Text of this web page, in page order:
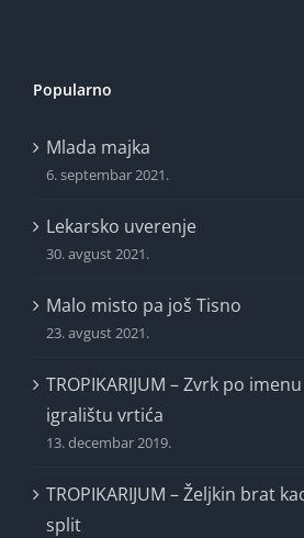
Popularno
Mlada majka
6. septembar 2021.
Lekarsko uverenje
30. avgust 2021.
Malo misto pa još Tisno
23. avgust 2021.
TROPIKARIJUM – Zvrk po
igralištu vrtića
13. decembar 2019.
TROPIKARIJUM – Željkin brat
split